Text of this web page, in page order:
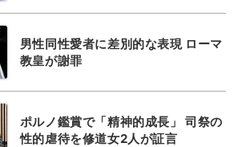
男性同性愛者に差別的な表現 ローマ
教皇が謝罪
ポルノ鑑賞で「精神的成長」 司祭の
性的虐待を修道女2人が証言